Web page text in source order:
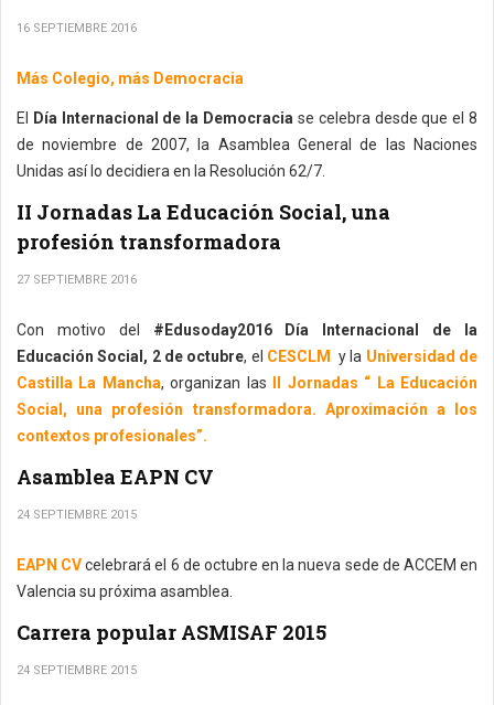
16 SEPTIEMBRE 2016
Más Colegio, más Democracia
El Día Internacional de la Democracia se celebra desde que el 8
de noviembre de 2007, la Asamblea General de las Naciones
Unidas así lo decidiera en la Resolución 62/7.
II Jornadas La Educación Social, una
profesión transformadora
27 SEPTIEMBRE 2016
Con motivo del #Edusoday2016 Día Internacional de la
Educación Social, 2 de octubre, el CESCLM y la Universidad de
Castilla La Mancha, organizan las II Jornadas “ La Educación
Social, una profesión transformadora. Aproximación a los
contextos profesionales”.
Asamblea EAPN CV
24 SEPTIEMBRE 2015
EAPN CVcelebrará el 6 de octubre en la nueva sede de ACCEM en
Valencia su próxima asamblea.
Carrera popular ASMISAF 2015
24 SEPTIEMBRE 2015